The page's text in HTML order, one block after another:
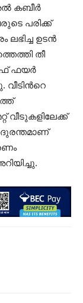
കബീർ
പരിക്ക്
ലഭിച്ച ഉടൻ
തീ
ഫയർ
വീടിൻറെ